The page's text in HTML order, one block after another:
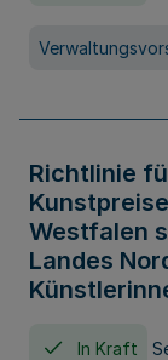
Richtlinie
Westfalen
Landes
In Kraft